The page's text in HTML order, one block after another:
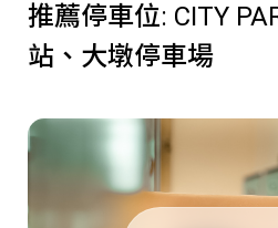
推薦停車位: CITY
站、大墩停車場